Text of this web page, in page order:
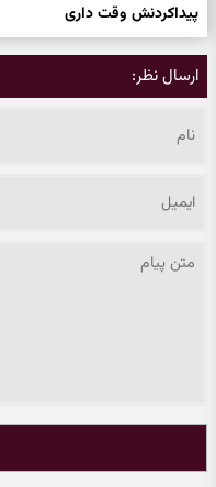
پیداکردنش وقت داری
ارسال نظر: